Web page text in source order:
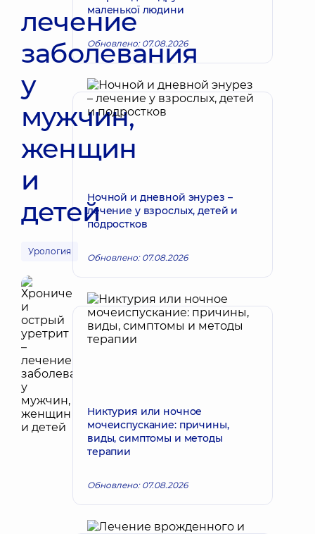
лечение
заболевания
у
мужчин,
женщин
и
детей
Урология
маленької людини
Обновлено: 07.08.2026
Ночной и дневной энурез –
лечение у взрослых, детей и
подростков
Обновлено: 07.08.2026
Никтурия или ночное
мочеиспускание: причины,
виды, симптомы и методы
терапии
Обновлено: 07.08.2026